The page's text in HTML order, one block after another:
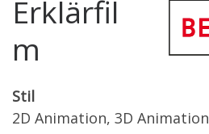
Erklärfil
m
Stil
2D Animation, 3D Animation